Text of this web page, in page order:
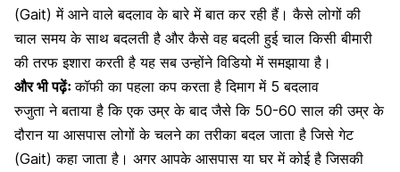
(Gait) में आने वाले बदलाव के बारे में बात कर रही हैं। कैसे लोगों की
चाल समय के साथ बदलती है और कैसे वह बदली हुई चाल किसी बीमारी
की तरफ इशारा करती है यह सब उन्होंने विडियो में समझाया है।
और भी पढ़ेंःकॉफी का पहला कप करता है दिमाग में 5 बदलाव
रुजुता ने बताया है कि एक उम्र के बाद जैसे कि 50-60 साल की उम्र के
दौरान या आसपास लोगों के चलने का तरीका बदल जाता है जिसे गेट
(Gait) कहा जाता है। अगर आपके आसपास या घर में कोई है जिसकी